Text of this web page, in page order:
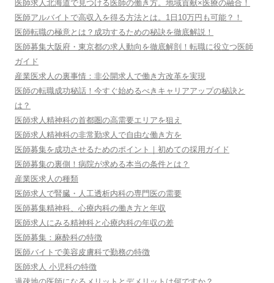
シ
ョ
ン
医師求人北海道で見つける医師の働き方。地域貢献×医療の融合！
医師アルバイトで高収入を得る方法とは。1日10万円も可能？！
医師転職の極意とは？成功するための秘訣を徹底解説！
医師募集大阪府・東京都の求人動向を徹底解剖！転職に役立つ医師
ガイド
産業医求人の裏事情：非公開求人で働き方改革を実現
医師の転職成功秘話！今すぐ始めるべきキャリアアップの秘訣と
は？
医師求人精神科の首都圏の高需要エリアを狙え
医師求人精神科の非常勤求人で自由な働き方を
医師募集を成功させるためのポイント｜初めての採用ガイド
医師募集の裏側！病院が求める本当の条件とは？
産業医求人の種類
医師求人で腎臓・人工透析内科の専門医の需要
医師募集精神科、心療内科の働き方と年収
医師求人にみる精神科と心療内科の年収の差
医師募集：麻酔科の特徴
医師バイトで美容皮膚科で勤務の特徴
医師求人 小児科の特徴